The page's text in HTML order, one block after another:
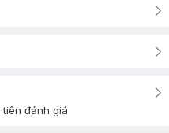
tiên đánh giá